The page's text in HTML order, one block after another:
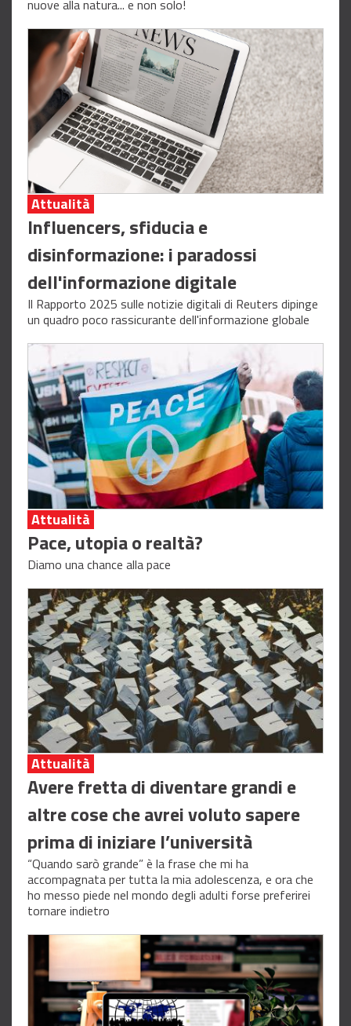
nuove alla natura... e non solo!
Attualità
Influencers, sfiducia e
disinformazione: i paradossi
dell'informazione digitale
Il Rapporto 2025 sulle notizie digitali di Reuters dipinge
un quadro poco rassicurante dell'informazione globale
Attualità
Pace, utopia o realtà?
Diamo una chance alla pace
Attualità
Avere fretta di diventare grandi e
altre cose che avrei voluto sapere
prima di iniziare l’università
“Quando sarò grande” è la frase che mi ha
accompagnata per tutta la mia adolescenza, e ora che
ho messo piede nel mondo degli adulti forse preferirei
tornare indietro